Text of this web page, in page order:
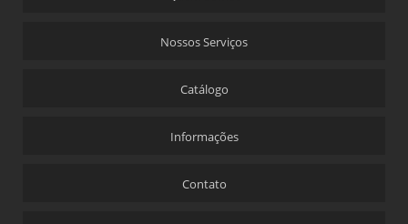
Nossos Serviços
Catálogo
Informações
Contato